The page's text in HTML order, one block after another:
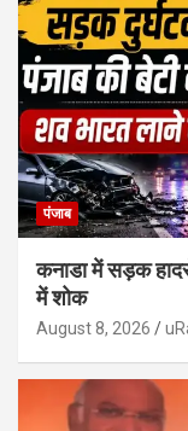
पंजाब
कनाडा में सड़क
में शोक
August 8, 2026